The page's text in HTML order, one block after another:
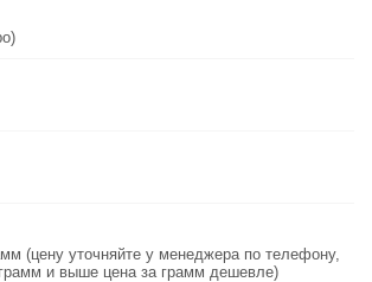
(цену уточняйте у менеджера по телефону,
и выше цена за грамм дешевле)
(цену уточняйте у менеджера по телефону,
от 15 грамм и выше цена за грамм дешевле)